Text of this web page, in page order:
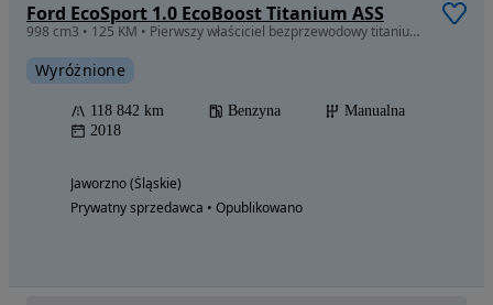
Ford EcoSport 1.0 EcoBoost Titanium ASS
998 cm3 • 125 KM • Pierwszy właściciel bezprzewodowy titanium okazja
Wyróżnione
118 842 km Benzyna
Manualna
2018
Jaworzno (Śląskie)
Prywatny sprzedawca • Opublikowano